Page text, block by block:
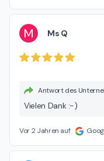
M Ms Q
Antwort des
Vielen Dank :-)
Vor 2 Jahren auf